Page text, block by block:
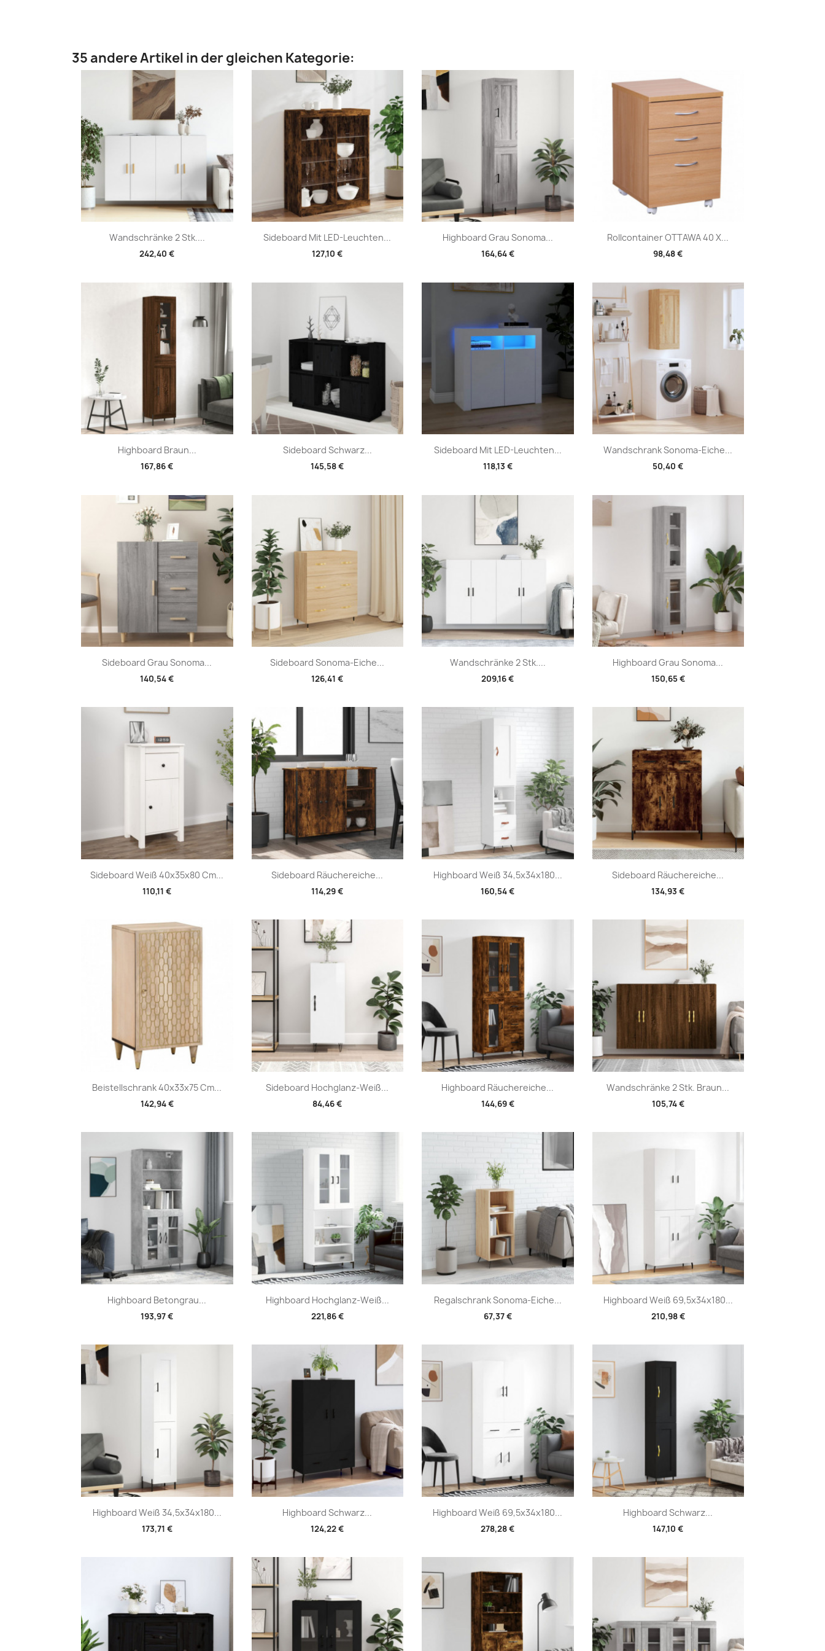
35 andere Artikel in der gleichen Kategorie:
Wandschränke 2 Stk....
242,40 €
Vorschau Sideboard Mit LED-Leuchten...
127,10 €
Vorschau Highboard Grau Sonoma...
164,64 €
Vorschau Rollcontainer OTTAWA 40 X...
98,48 €
Vorschau
Highboard Braun...
167,86 €
Vorschau Sideboard Schwarz...
145,58 €
Vorschau Sideboard Mit LED-Leuchten...
118,13 €
Vorschau Wandschrank Sonoma-Eiche...
50,40 €
Vorschau
Sideboard Grau Sonoma...
140,54 €
Vorschau Sideboard Sonoma-Eiche...
126,41 €
Vorschau Wandschränke 2 Stk....
209,16 €
Vorschau Highboard Grau Sonoma...
150,65 €
Vorschau
Sideboard Weiß 40x35x80 Cm...
110,11 €
Vorschau Sideboard Räuchereiche...
114,29 €
Vorschau Highboard Weiß 34,5x34x180...
160,54 €
Vorschau Sideboard Räuchereiche...
134,93 €
Vorschau
Beistellschrank 40x33x75 Cm...
142,94 €
Vorschau Sideboard Hochglanz-Weiß...
84,46 €
Vorschau Highboard Räuchereiche...
144,69 €
Vorschau Wandschränke 2 Stk. Braun...
105,74 €
Vorschau
Highboard Betongrau...
193,97 €
Vorschau Highboard Hochglanz-Weiß...
221,86 €
 Vorschau Regalschrank Sonoma-Eiche...
67,37 €
Vorschau Highboard Weiß 69,5x34x180...
210,98 €
Vorschau
Highboard Weiß 34,5x34x180...
173,71 €
Vorschau Highboard Schwarz...
124,22 €
Vorschau Highboard Weiß 69,5x34x180...
278,28 €
Vorschau Highboard Schwarz...
147,10 €
Vorschau